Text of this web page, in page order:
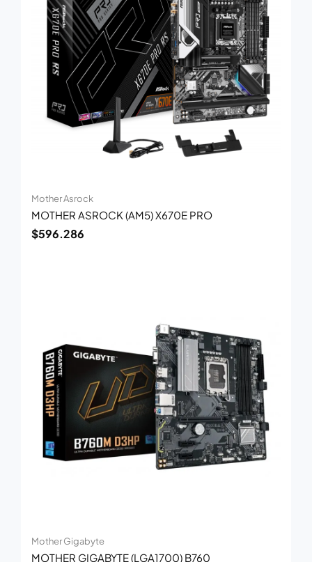
Mother Asrock
MOTHER ASROCK (AM5) X670E PRO
$596.286
Mother Gigabyte
MOTHER GIGABYTE (LGA1700) B760